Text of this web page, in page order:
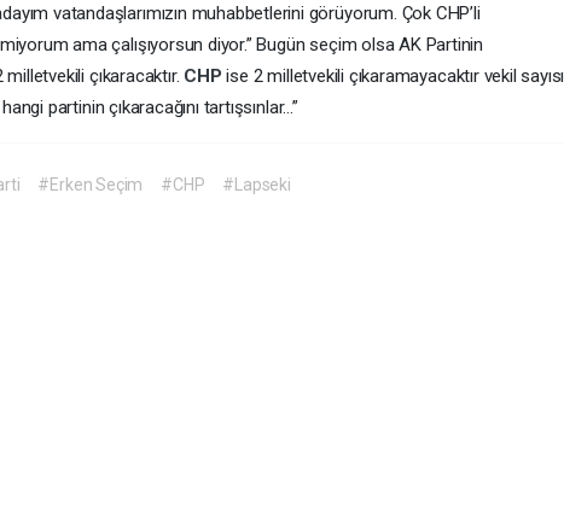
vatandaşlarımızın muhabbetlerini görüyorum. Çok CHP’li
ama çalışıyorsun diyor.” Bugün seçim olsa AK Partinin
çıkaracaktır. CHPise 2 milletvekili çıkaramayacaktır vekil sayısı
partinin çıkaracağını tartışsınlar…”
#Erken Seçim #CHP #Lapseki